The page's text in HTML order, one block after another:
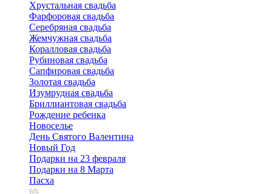
Хрустальная свадьба
Фарфоровая свадьба
Серебряная свадьба
Жемчужная свадьба
Коралловая свадьба
Рубиновая свадьба
Сапфировая свадьба
Золотая свадьба
Изумрудная свадьба
Бриллиантовая свадьба
Рождение ребенка
Новоселье
День Святого Валентина
Новый Год
Подарки на 23 февраля
Подарки на 8 Марта
Пасха